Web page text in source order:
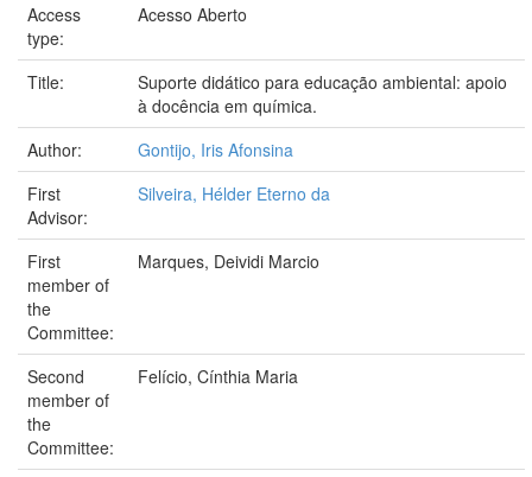
Access
type:
Acesso Aberto
Title:
Suporte didático para educação ambiental: apoio
à docência em química.
Author:
Gontijo, Iris Afonsina
First
Advisor:
Silveira, Hélder Eterno da
First
member of
the
Committee:
Marques, Deividi Marcio
Second
member of
the
Committee:
Felício, Cínthia Maria